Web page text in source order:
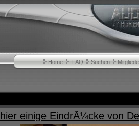
Home FAQ Suchen
hier einige EindrÃ¼cke von